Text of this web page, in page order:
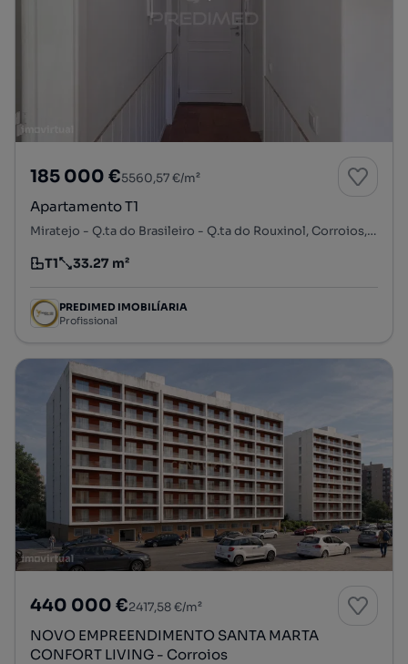
185 000 €5560,57 €/m²
Apartamento T1
Miratejo - Q.ta do Brasileiro - Q.ta do Rouxinol, Corroios, Seixal, Setúbal
Tipologia
T1
Preço por metro quadrado
33.27 m²
PREDIMED IMOBILÍARIA
Profissional
440 000 €2417,58 €/m²
NOVO EMPREENDIMENTO SANTA MARTA
CONFORT LIVING - Corroios